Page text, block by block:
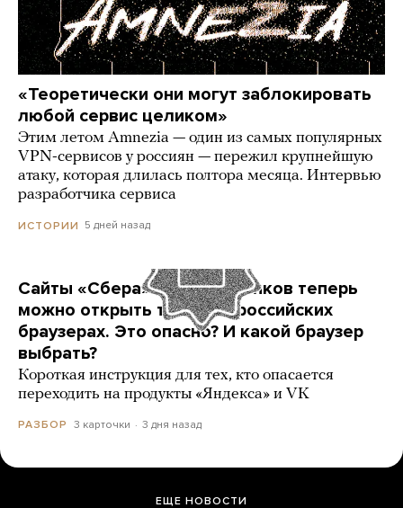
«Теоретически они могут заблокировать
любой сервис целиком»
Этим летом Amnezia — один из самых популярных
VPN-сервисов у россиян — пережил крупнейшую
атаку, которая длилась полтора месяца. Интервью
разработчика сервиса
ИСТОРИИ 5 дней назад
Сайты «Сбера» и других банков теперь
можно открыть только в российских
браузерах. Это опасно? И какой браузер
выбрать?
Короткая инструкция для тех, кто опасается
переходить на продукты «Яндекса» и VK
РАЗБОР 3 карточки 3 дня назад
ЕЩЕ НОВОСТИ